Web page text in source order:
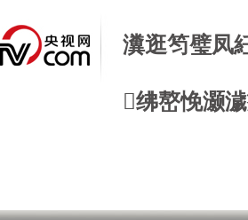
瀵逛笉璧凤
绋嶅悗灏